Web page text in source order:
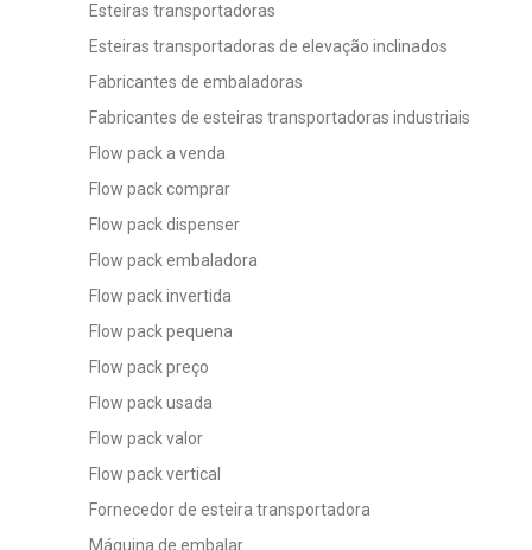
Esteiras transportadoras
Esteiras transportadoras de elevação inclinados
Fabricantes de embaladoras
Fabricantes de esteiras transportadoras industriais
Flow pack a venda
Flow pack comprar
Flow pack dispenser
Flow pack embaladora
Flow pack invertida
Flow pack pequena
Flow pack preço
Flow pack usada
Flow pack valor
Flow pack vertical
Fornecedor de esteira transportadora
Máquina de embalar